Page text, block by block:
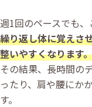
週1回のペースでも、
繰り返し体に覚えさ
整いやすくなります。
その結果、長時間の
ったり、肩や腰にか
す。